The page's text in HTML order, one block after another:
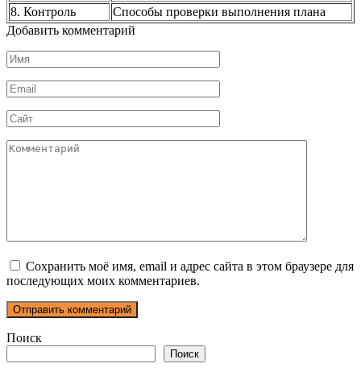
8. Контроль
Способы проверки выполнения плана
Добавить комментарий
Имя
*
Email
*
Сайт
Комментарий
Сохранить моё имя, email и адрес сайта в этом браузере для
последующих моих комментариев.
Поиск
Поиск